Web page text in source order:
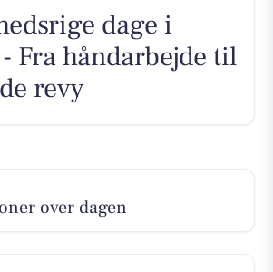
dage i
Fra håndarbejde til
revy
over dagen